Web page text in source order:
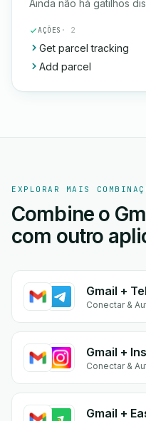
Ainda não há gatilhos
AÇÕES · 2
Get parcel tracking
Add parcel
EXPLORAR MAIS
Combine o
com outro
Gmail +
Conectar &
Gmail +
Conectar &
Gmail +